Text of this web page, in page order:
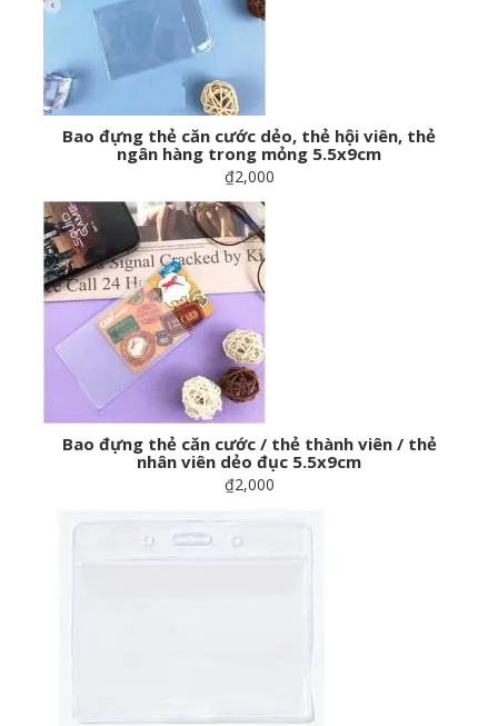
Bao đựng thẻ căn cước dẻo, thẻ hội viên, thẻ
ngân hàng trong mỏng 5.5x9cm
₫2,000
Bao đựng thẻ căn cước / thẻ thành viên / thẻ
nhân viên dẻo đục 5.5x9cm
₫2,000